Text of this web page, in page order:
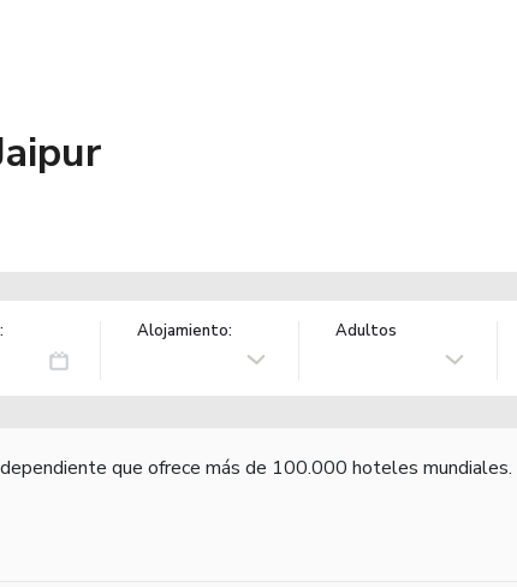
Alojamiento: Adultos
que ofrece más de 100.000 hoteles mundiales.